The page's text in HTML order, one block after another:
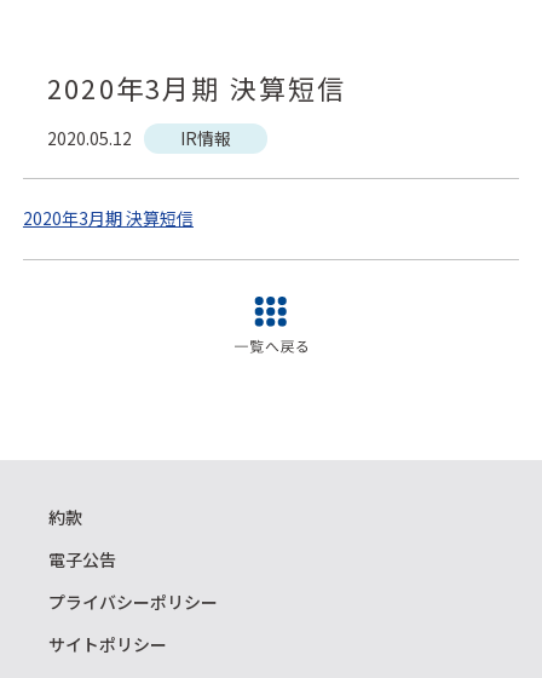
2020年3月期 決算短信
2020.05.12 IR情報
2020年3月期 決算短信
約款
電子公告
プライバシーポリシー
サイトポリシー